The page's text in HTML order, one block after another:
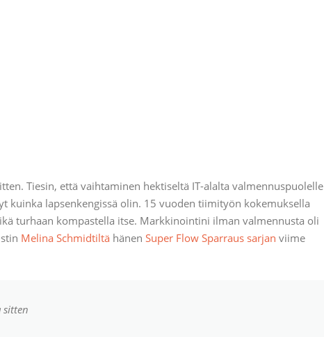
Tiesin, että vaihtaminen hektiseltä IT-alalta valmennuspuolelle
kuinka lapsenkengissä olin. 15 vuoden tiimityön kokemuksella
turhaan kompastella itse. Markkinointini ilman valmennusta oli
Melina Schmidtiltä hänen Super Flow Sparraus sarjan viime
sitten